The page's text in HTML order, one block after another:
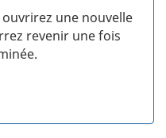
ouvrirez une nouvelle
revenir une fois